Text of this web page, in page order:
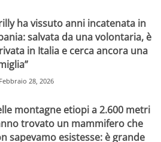
ha vissuto anni incatenata in
salvata da una volontaria, è
in Italia e cerca ancora una
Febbraio 28, 2026
montagne etiopi a 2.600 metri
trovato un mammifero che
sapevamo esistesse: è grande